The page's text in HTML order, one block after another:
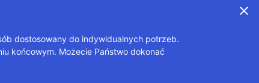
dostosowany do indywidualnych potrzeb.
końcowym. Możecie Państwo dokonać
close